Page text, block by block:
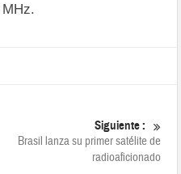
Siguiente :
Brasil lanza su primer satélite de
radioaficionado